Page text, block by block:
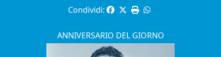
Condividi:
ANNIVERSARIO DEL GIORNO